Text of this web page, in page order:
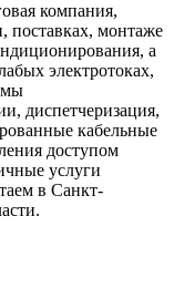
компания,
поставках, монтаже
а
электротоках,
диспетчеризация,
кабельные
доступом
услуги
в Санкт-